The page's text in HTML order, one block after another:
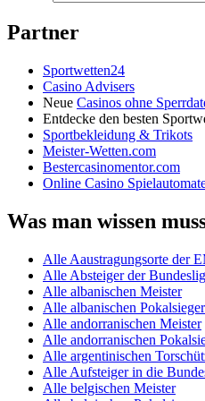
Partner
Sportwetten24
Casino Advisers
Neue Casinos ohne
Entdecke den besten
Sportbekleidung & Trikots
Meister-Wetten.com
Bestercasinomentor.com
Online Casino
Was man wissen
Alle Aaustragungsorte der
Alle Absteiger der
Alle albanischen Meister
Alle albanischen Pokalsieger
Alle andorranischen Meister
Alle andorranischen
Alle argentinischen
Alle Aufsteiger in die
Alle belgischen Meister